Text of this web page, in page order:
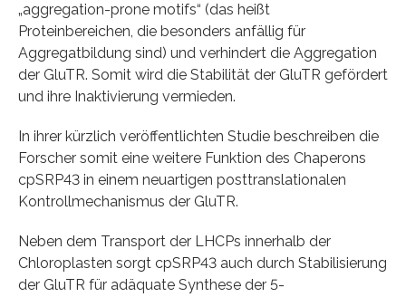
„aggregation-prone motifs“ (das heißt
Proteinbereichen, die besonders anfällig für
Aggregatbildung sind) und verhindert die Aggregation
der GluTR. Somit wird die Stabilität der GluTR gefördert
und ihre Inaktivierung vermieden.
In ihrer kürzlich veröffentlichten Studie beschreiben die
Forscher somit eine weitere Funktion des Chaperons
cpSRP43 in einem neuartigen posttranslationalen
Kontrollmechanismus der GluTR.
Neben dem Transport der LHCPs innerhalb der
Chloroplasten sorgt cpSRP43 auch durch Stabilisierung
der GluTR für adäquate Synthese der 5-